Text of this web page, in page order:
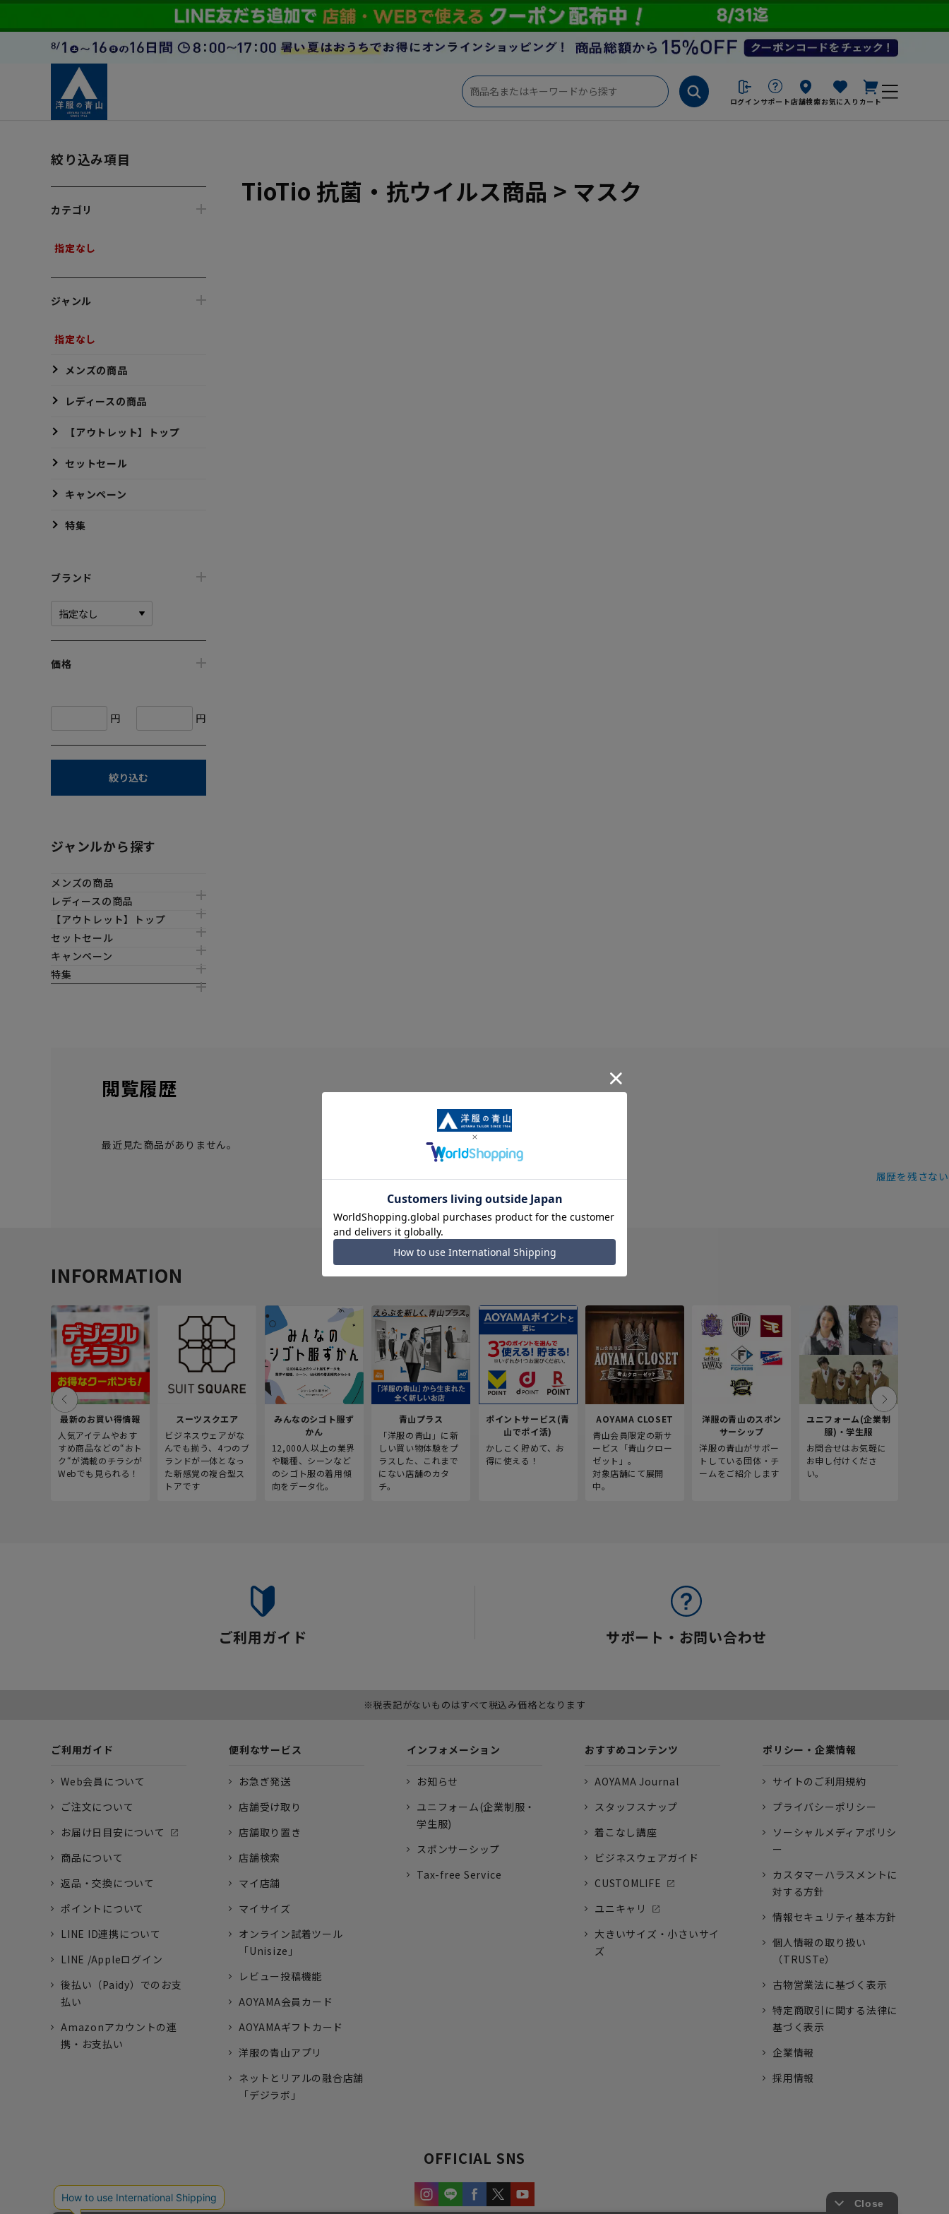
ログイン サポート店舗検索お気に入り カート
絞り込み項目
カテゴリ
指定なし
ジャンル
指定なし
メンズの商品
レディースの商品
【アウトレット】トップ
セットセール
キャンペーン
特集
ブランド
価格
円 円
絞り込む
ジャンルから探す
メンズの商品
レディースの商品
【アウトレット】トップ
セットセール
キャンペーン
特集
TioTio 抗菌・抗ウイルス商品 > マスク
閲覧履歴
最近見た商品がありません。
履歴を残さない
INFORMATION
最新のお買い得情報
人気アイテムやおす
すめ商品などの“おト
ク“が満載のチラシが
Webでも見られる！
スーツスクエア
ビジネスウェアがな
んでも揃う、4つのブ
ランドが一体となっ
た新感覚の複合型ス
トアです
みんなのシゴト服ず
かん
12,000人以上の業界
や職種、シーンなど
のシゴト服の着用傾
向をデータ化。
青山プラス
「洋服の青山」に新
しい買い物体験をプ
ラスした、これまで
にない店舗のカタ
チ。
ポイントサービス(青
山でポイ活)
かしこく貯めて、お
得に使える！
AOYAMA CLOSET
青山会員限定の新サ
ービス「青山クロー
ゼット」。
対象店舗にて展開
中。
洋服の青山のスポン
サーシップ
洋服の青山がサポー
トしている団体・チ
ームをご紹介します
ユニフォーム(企業制
服)・学生服
お問合せはお気軽に
お申し付けくださ
い。
ご利用ガイド サポート・お問い合わせ
※税表記がないものはすべて税込み価格となります
ご利用ガイド
Web会員について
ご注文について
お届け日目安について
商品について
返品・交換について
ポイントについて
LINE ID連携について
LINE /Appleログイン
後払い（Paidy）でのお支
払い
Amazonアカウントの連
携・お支払い
便利なサービス
お急ぎ発送
店舗受け取り
店舗取り置き
店舗検索
マイ店舗
マイサイズ
オンライン試着ツール
「Unisize」
レビュー投稿機能
AOYAMA会員カード
AOYAMAギフトカード
洋服の青山アプリ
ネットとリアルの融合店舗
「デジラボ」
インフォメーション
お知らせ
ユニフォーム(企業制服・
学生服)
スポンサーシップ
Tax-free Service
おすすめコンテンツ
AOYAMA Journal
スタッフスナップ
着こなし講座
ビジネスウェアガイド
CUSTOMLIFE
ユニキャリ
大きいサイズ・小さいサイ
ズ
ポリシー・企業情報
サイトのご利用規約
プライバシーポリシー
ソーシャルメディアポリシ
ー
カスタマーハラスメントに
対する方針
情報セキュリティ基本方針
個人情報の取り扱い
（TRUSTe）
古物営業法に基づく表示
特定商取引に関する法律に
基づく表示
企業情報
採用情報
OFFICIAL SNS